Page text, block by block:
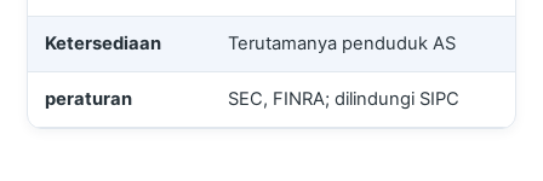
Ketersediaan Terutamanya penduduk AS
peraturan SEC, FINRA; dilindungi SIPC